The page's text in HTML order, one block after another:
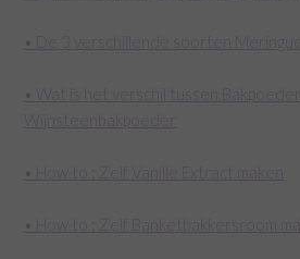
• De 3 verschillende soorten Meringue
• Wat is het verschil tussen Bakpoeder,
• How to : Zelf Vanille Extract maken
• How to : Zelf Banketbakkersroom